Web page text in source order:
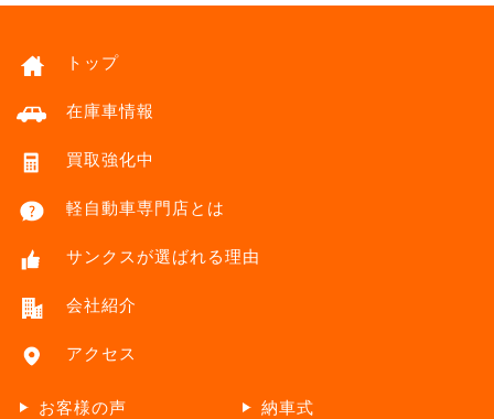
トップ
在庫車情報
買取強化中
軽自動車専門店とは
サンクスが選ばれる理由
会社紹介
アクセス
お客様の声 納車式